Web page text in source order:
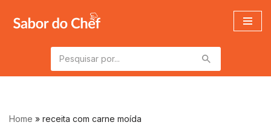
Pular
conteúdo
Home » receita com carne moída